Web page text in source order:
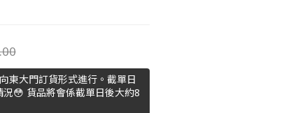
東大門訂貨形式進行。截單日
😳 貨品將會係截單日後大約8